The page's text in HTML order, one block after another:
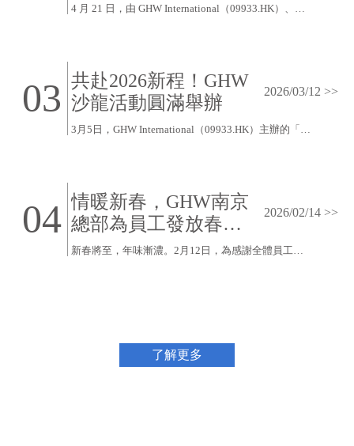
03 共赴2026新程！GHW
沙龍活動圓滿舉辦
2026/03/12 >>
3月5日，GHW International（09933.HK）主辦的「2026新程・市場洞察與資本佈局沙龍活動」在GHW南京總部三樓圓滿舉辦。GHW特邀眾多合作夥伴齊聚一堂，聚焦宏觀經濟、區域市場、企業實踐、出海實戰等核心議題，為產業與資本搭建起高效務實的溝通橋樑。
04 情暖新春，GHW南京
總部為員工發放春節
福利
2026/02/14 >>
新春將至，年味漸濃。2月12日，為感謝全體員工一年來的辛勤付出，GHW南京總部精心籌備的春節福利正式發放，為每一位員工送上誠摯的新春祝福與節日問候。
了解更多